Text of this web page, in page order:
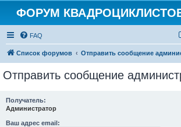
ФОРУМ
FAQ
Список форумов Отправить сообщение
Отправить сообщение
Получатель:
Администратор
Ваш адрес email: